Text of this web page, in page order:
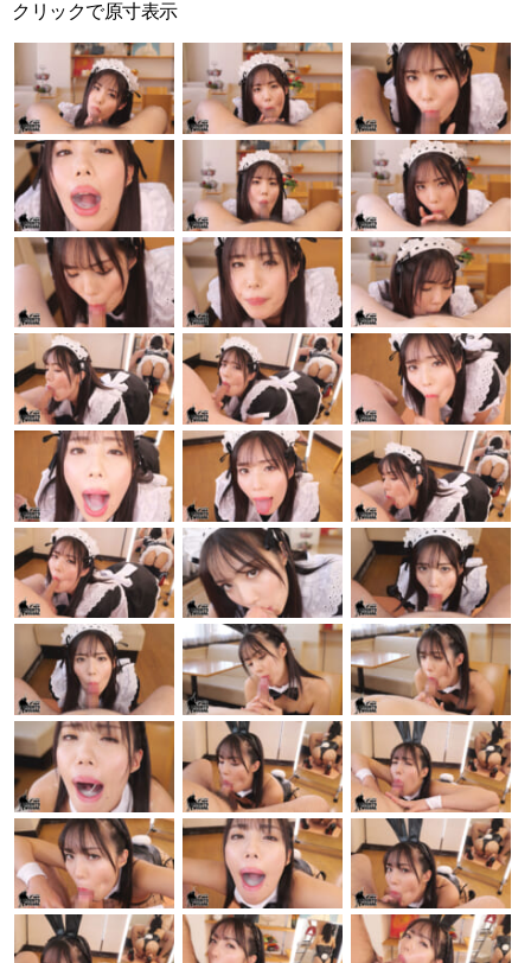
クリックで原寸表示